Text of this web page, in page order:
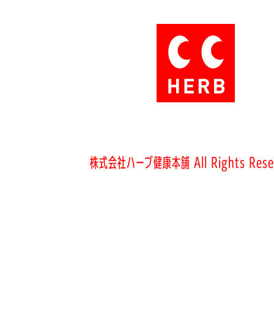
株式会社ハーブ健康本舗 All Rights